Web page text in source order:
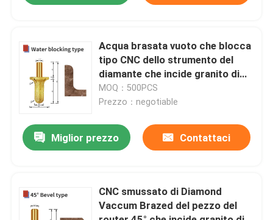
Controllo di qualità
Contattici
Richieda una citazione
Diamond Saw Blade placcato
Acqua brasata vuoto che blocca
tipo CNC dello strumento del
diamante che incide granito di
pietra di marmo
MOQ：500PCS
Prezzo：negotiable
Miglior prezzo Contattaci
CNC smussato di Diamond
Vaccum Brazed del pezzo del